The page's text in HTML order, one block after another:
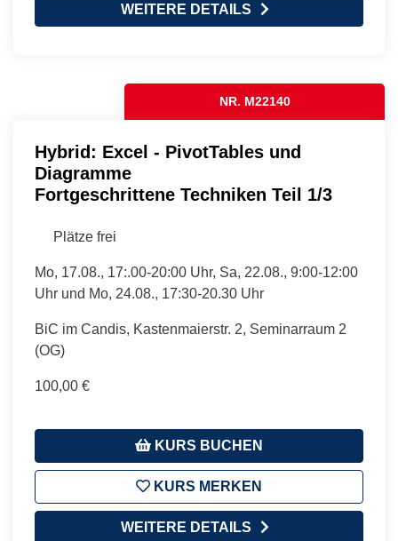
WEITERE DETAILS
NR. M22140
Hybrid: Excel - PivotTables und
Diagramme
Fortgeschrittene Techniken Teil 1/3
Plätze frei
Mo, 17.08., 17:.00-20:00 Uhr, Sa, 22.08., 9:00-12:00
Uhr und Mo, 24.08., 17:30-20.30 Uhr
BiC im Candis, Kastenmaierstr. 2, Seminarraum 2
(OG)
100,00 €
KURS BUCHEN
KURS MERKEN
WEITERE DETAILS